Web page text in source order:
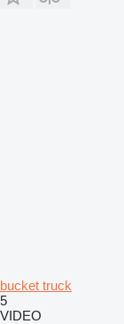
bucket truck
5
VIDEO